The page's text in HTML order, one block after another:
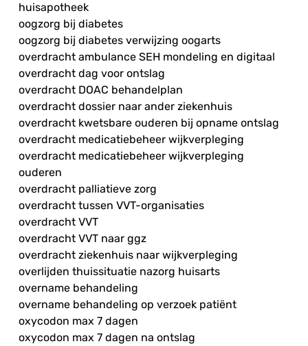
huisapotheek
oogzorg bij diabetes
oogzorg bij diabetes verwijzing oogarts
overdracht ambulance SEH mondeling en digitaal
overdracht dag voor ontslag
overdracht DOAC behandelplan
overdracht dossier naar ander ziekenhuis
overdracht kwetsbare ouderen bij opname ontslag
overdracht medicatiebeheer wijkverpleging
overdracht medicatiebeheer wijkverpleging
ouderen
overdracht palliatieve zorg
overdracht tussen VVT-organisaties
overdracht VVT
overdracht VVT naar ggz
overdracht ziekenhuis naar wijkverpleging
overlijden thuissituatie nazorg huisarts
overname behandeling
overname behandeling op verzoek patiënt
oxycodon max 7 dagen
oxycodon max 7 dagen na ontslag